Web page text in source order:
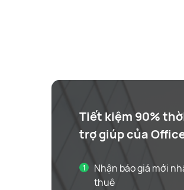
Tiết kiệm 90%
trợ giúp của
Nhận báo giá mới
thuê